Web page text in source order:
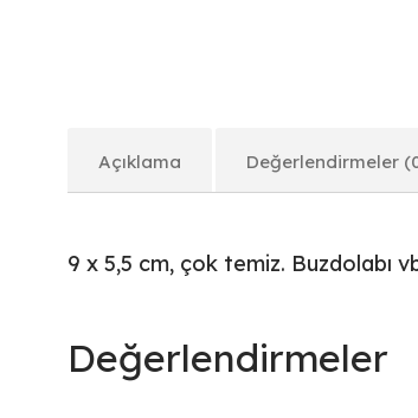
Açıklama Değerlendirmeler
9 x 5,5 cm, çok temiz. Buzdolabı
Değerlendirmeler